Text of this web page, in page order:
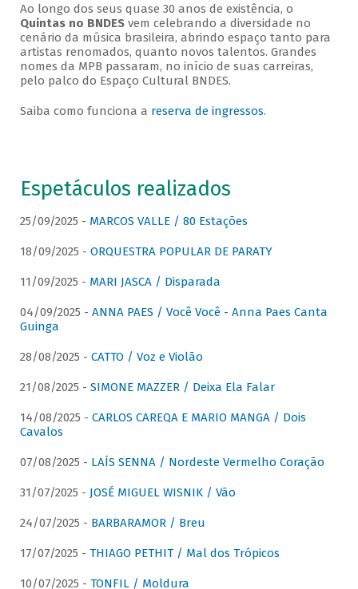
Ao longo dos seus quase 30 anos de existência, o
Quintas no BNDESvem celebrando a diversidade no
cenário da música brasileira, abrindo espaço tanto para
artistas renomados, quanto novos talentos. Grandes
nomes da MPB passaram, no início de suas carreiras,
pelo palco do Espaço Cultural BNDES.
Saiba como funciona a reserva de ingressos.
Espetáculos realizados
25/09/2025 - MARCOS VALLE / 80 Estações
18/09/2025 - ORQUESTRA POPULAR DE PARATY
11/09/2025 - MARI JASCA / Disparada
04/09/2025 - ANNA PAES / Você Você - Anna Paes Canta
Guinga
28/08/2025 - CATTO / Voz e Violão
21/08/2025 - SIMONE MAZZER / Deixa Ela Falar
14/08/2025 - CARLOS CAREQA E MARIO MANGA / Dois
Cavalos
07/08/2025 - LAÍS SENNA / Nordeste Vermelho Coração
31/07/2025 - JOSÉ MIGUEL WISNIK / Vão
24/07/2025 - BARBARAMOR / Breu
17/07/2025 - THIAGO PETHIT / Mal dos Trópicos
10/07/2025 - TONFIL / Moldura